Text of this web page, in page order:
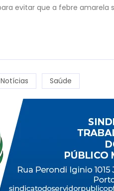
evitar que a febre amarela
Notícias Saúde